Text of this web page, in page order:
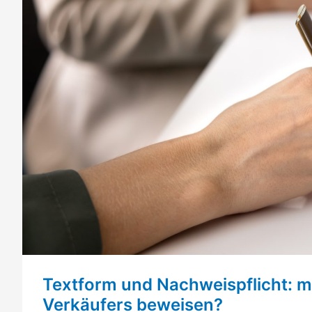
Textform und Nachweispflicht:
Verkäufers beweisen?